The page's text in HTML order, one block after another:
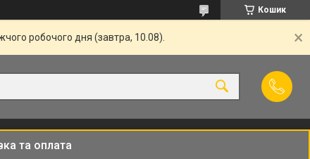
Кошик
робочого дня (завтра, 10.08).
та оплата